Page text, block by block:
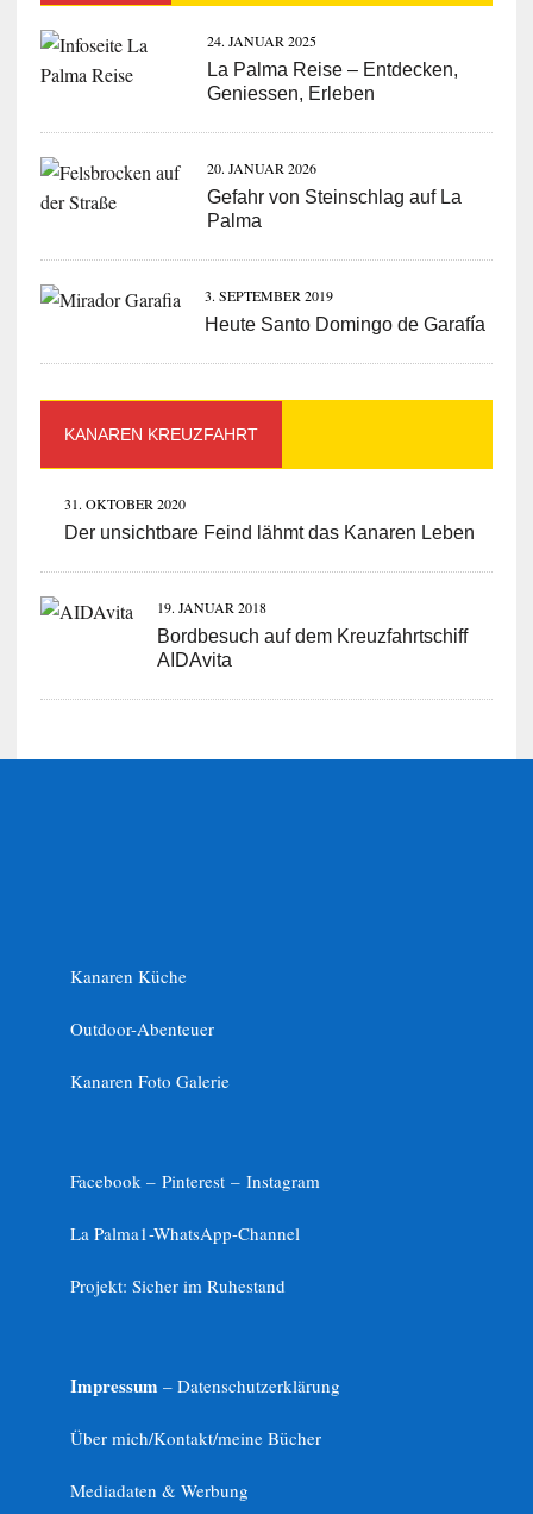
24. JANUAR 2025
La Palma Reise – Entdecken,
Geniessen, Erleben
20. JANUAR 2026
Gefahr von Steinschlag auf La
Palma
3. SEPTEMBER 2019
Heute Santo Domingo de Garafía
KANAREN KREUZFAHRT
31. OKTOBER 2020
Der unsichtbare Feind lähmt das Kanaren Leben
19. JANUAR 2018
Bordbesuch auf dem Kreuzfahrtschiff
AIDAvita
Kanaren Küche
Outdoor-Abenteuer
Kanaren Foto Galerie
Facebook – Pinterest – Instagram
La Palma1-WhatsApp-Channel
Projekt: Sicher im Ruhestand
Impressum – Datenschutzerklärung
Über mich/Kontakt/meine Bücher
Mediadaten & Werbung